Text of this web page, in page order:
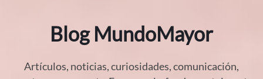
Blog MundoMayor
Artículos, noticias, curiosidades, comunicación,